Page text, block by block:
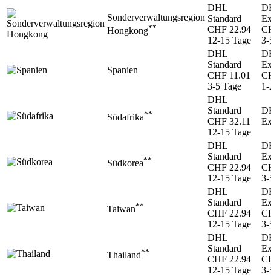
Sonderverwaltungsregion
Hongkong**
DHL
Standard
CHF 22.94
12-15 Tage
3-
Spanien
DHL
Standard
CHF 11.01
3-5 Tage
1-
Südafrika**
DHL
Standard
CHF 32.11
12-15 Tage
Südkorea**
DHL
Standard
CHF 22.94
12-15 Tage
3-
Taiwan**
DHL
Standard
CHF 22.94
12-15 Tage
3-
Thailand**
DHL
Standard
CHF 22.94
12-15 Tage
3-